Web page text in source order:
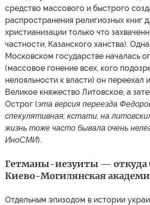
средство массового и быстрого
распространения религиозных книг
христианизации только что
частности, Казанского ханства).
Московском государстве началась
(массовое гонение всех, кого
нелояльности к власти) он переехал
Великое княжество Литовское, а
Острог (эта версия переезда
спекулятивная; кстати, на
жизнь тоже часто бывала очень
ИноСМИ).
Гетманы-иезуиты — откуда
Киево-Могилянская
Отдельным эпизодом в истории